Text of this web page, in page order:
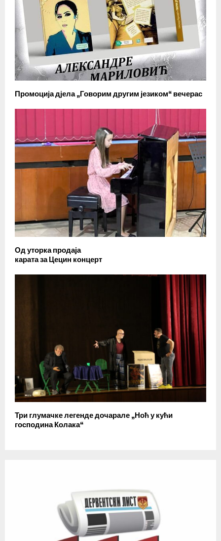
Промоција дјела „Говорим другим језиком“ вечерас
Од уторка продаја
карата за Цецин концерт
Три глумачке легенде дочарале „Ноћ у кући
господина Колака“